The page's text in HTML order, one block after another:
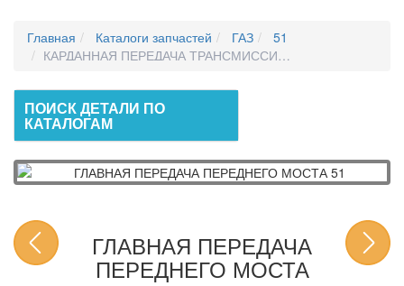
Главная Каталоги запчастей ГАЗ
51
КАРДАННАЯ ПЕРЕДАЧА ТРАНСМИССИИ-ГЛАВНАЯ
ПОИСК ДЕТАЛИ ПО
КАТАЛОГАМ
ГЛАВНАЯ ПЕРЕДАЧА
ПЕРЕДНЕГО МОСТА